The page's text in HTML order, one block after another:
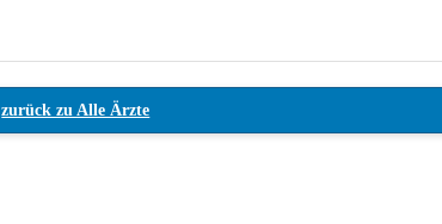
zurück zu Alle Ärzte